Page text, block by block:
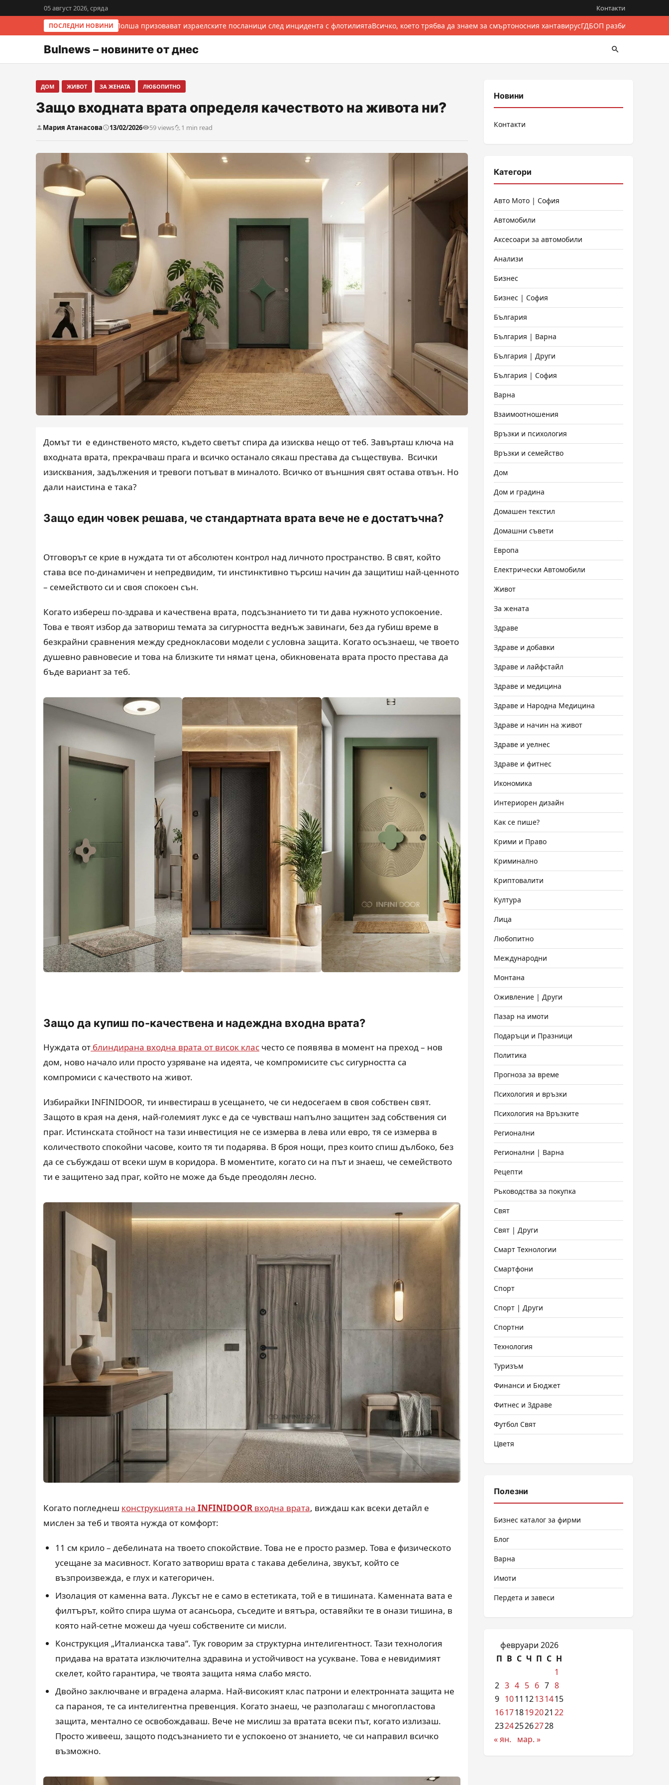
05 август 2026, сряда Контакти
ПОСЛЕДНИ НОВИНИ
Италия и Полша призовават израелските посланици след инцидента с флотилиятаВсичко, което трябва да знаем за смъртоносния хантавирусГДБОП разби
Bulnews – новините от днес
ДОМ ЖИВОТ ЗА ЖЕНАТА ЛЮБОПИТНО
Защо входната врата определя качеството на живота ни?
Мария Атанасова 13/02/2026 59 views 1 min read
Домът ти е единственото място, където светът спира да изисква нещо от теб. Завърташ ключа на
входната врата, прекрачваш прага и всичко останало сякаш престава да съществува. Всички
изисквания, задължения и тревоги потъват в миналото. Всичко от външния свят остава отвън. Но
дали наистина е така?
Защо един човек решава, че стандартната врата вече не е достатъчна?
Отговорът се крие в нуждата ти от абсолютен контрол над личното пространство. В свят, който
става все по-динамичен и непредвидим, ти инстинктивно търсиш начин да защитиш най-ценното
– семейството си и своя спокоен сън.
Когато избереш по-здрава и качествена врата, подсъзнанието ти ти дава нужното успокоение.
Това е твоят избор да затвориш темата за сигурността веднъж завинаги, без да губиш време в
безкрайни сравнения между среднокласови модели с условна защита. Когато осъзнаеш, че твоето
душевно равновесие и това на близките ти нямат цена, обикновената врата просто престава да
бъде вариант за теб.
Защо да купиш по-качествена и надеждна входна врата?
Нуждата от блиндирана входна врата от висок клас често се появява в момент на преход – нов
дом, ново начало или просто узряване на идеята, че компромисите със сигурността са
компромиси с качеството на живот.
Избирайки INFINIDOOR, ти инвестираш в усещането, че си недосегаем в своя собствен свят.
Защото в края на деня, най-големият лукс е да се чувстваш напълно защитен зад собствения си
праг. Истинската стойност на тази инвестиция не се измерва в лева или евро, тя се измерва в
количеството спокойни часове, които тя ти подарява. В броя нощи, през които спиш дълбоко, без
да се събуждаш от всеки шум в коридора. В моментите, когато си на път и знаеш, че семейството
ти е защитено зад праг, който не може да бъде преодолян лесно.
Когато погледнеш конструкцията на INFINIDOOR входна врата, виждаш как всеки детайл е
мислен за теб и твоята нужда от комфорт:
11 см крило – дебелината на твоето спокойствие. Това не е просто размер. Това е физическото
усещане за масивност. Когато затвориш врата с такава дебелина, звукът, който се
възпроизвежда, е глух и категоричен.
Изолация от каменна вата. Луксът не е само в естетиката, той е в тишината. Каменната вата е
филтърът, който спира шума от асансьора, съседите и вятъра, оставяйки те в онази тишина, в
която най-сетне можеш да чуеш собствените си мисли.
Конструкция „Италианска тава“. Тук говорим за структурна интелигентност. Тази технология
придава на вратата изключителна здравина и устойчивост на усукване. Това е невидимият
скелет, който гарантира, че твоята защита няма слабо място.
Двойно заключване и вградена аларма. Най-високият клас патрони и електронната защита не
са параноя, те са интелигентна превенция. Когато знаеш, че разполагаш с многопластова
защита, ментално се освобождаваш. Вече не мислиш за вратата всеки път, когато излизаш.
Просто живееш, защото подсъзнанието ти е успокоено от знанието, че си направил всичко
възможно.
Новини
Контакти
Категори
Авто Мото | София
Автомобили
Аксесоари за автомобили
Анализи
Бизнес
Бизнес | София
България
България | Варна
България | Други
България | София
Варна
Взаимоотношения
Връзки и психология
Връзки и семейство
Дом
Дом и градина
Домашен текстил
Домашни съвети
Европа
Електрически Автомобили
Живот
За жената
Здраве
Здраве и добавки
Здраве и лайфстайл
Здраве и медицина
Здраве и Народна Медицина
Здраве и начин на живот
Здраве и уелнес
Здраве и фитнес
Икономика
Интериорен дизайн
Как се пише?
Крими и Право
Криминално
Криптовалити
Култура
Лица
Любопитно
Международни
Монтана
Оживление | Други
Пазар на имоти
Подаръци и Празници
Политика
Прогноза за време
Психология и връзки
Психология на Връзките
Регионални
Регионални | Варна
Рецепти
Ръководства за покупка
Свят
Свят | Други
Смарт Технологии
Смартфони
Спорт
Спорт | Други
Спортни
Технология
Туризъм
Финанси и Бюджет
Фитнес и Здраве
Футбол Свят
Цветя
Полезни
Бизнес каталог за фирми
Блог
Варна
Имоти
Пердета и завеси
февруари 2026
П В С Ч П С Н
1
2 3 4 5 6 7 8
9 1011 12131415
161718192021 22
232425262728
« ян.
мар. »